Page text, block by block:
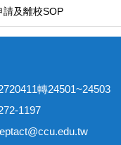
請及離校SOP
我們
轉
1197 創新